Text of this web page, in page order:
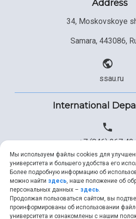
Address
34, Moskovskoye
Samara, 443086,
ssau.ru
International
+7 (846) 267 43
+7 (846) 334 57
Мы используем файлы cookies для
университета и большего удобства его
Более подробную информацию об
можно найти здесь, наше положение об
персональных данных – здесь.
Продолжая пользоваться сайтом, вы
проинформированы об использовании
университета и ознакомлены с нашим